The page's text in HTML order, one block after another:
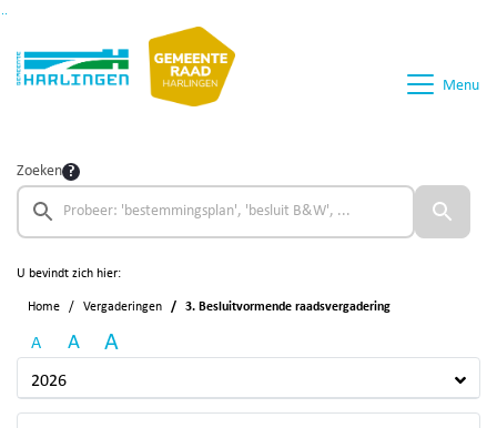
Menu
Zoeken
U bevindt zich hier:
Home Vergaderingen 3. Besluitvormende raadsvergadering
A A A
2026